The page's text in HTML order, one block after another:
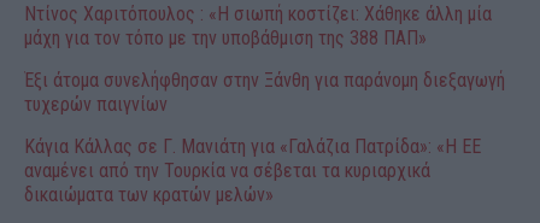
Ντίνος Χαριτόπουλος : «Η σιωπή κοστίζει: Χάθηκε άλλη μία
μάχη για τον τόπο με την υποβάθμιση της 388 ΠΑΠ»
Έξι άτομα συνελήφθησαν στην Ξάνθη για παράνομη διεξαγωγή
τυχερών παιγνίων
Κάγια Κάλλας σε Γ. Μανιάτη για «Γαλάζια Πατρίδα»: «Η ΕΕ
αναμένει από την Τουρκία να σέβεται τα κυριαρχικά
δικαιώματα των κρατών μελών»